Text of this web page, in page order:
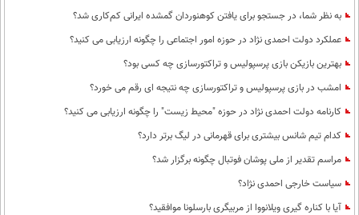
به نظر شما، در جستجو برای یافتن کوهنوردان گمشده ایرانی کم‌کاری شد؟
عملکرد دولت احمدی نژاد در حوزه امور اجتماعی را چگونه ارزیابی می کنید؟
بهترین بازیکن بازی پرسپولیس و تراکتورسازی چه کسی بود؟
امشب در بازی پرسپولیس و تراکتورسازی چه نتیجه ای رقم می خورد؟
کارنامه دولت احمدی نژاد در حوزه "محیط زیست" را چگونه ارزیابی می کنید؟
کدام تیم شانس بیشتری برای قهرمانی در لیگ برتر دارد؟
مراسم تقدیر از ملی پوشان فوتبال چگونه برگزار شد؟
سیاست خارجی احمدی نژاد؟
آیا با کناره گیری ویلانووا از مربیگری بارسلونا موافقید؟